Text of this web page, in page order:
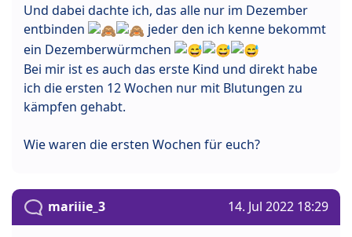
Und dabei dachte ich, das alle nur im Dezember
entbinden
jeder den ich kenne bekommt
ein Dezemberwürmchen
Bei mir ist es auch das erste Kind und direkt habe
ich die ersten 12 Wochen nur mit Blutungen zu
kämpfen gehabt.
Wie waren die ersten Wochen für euch?
mariiie_3 14. Jul 2022 18:29